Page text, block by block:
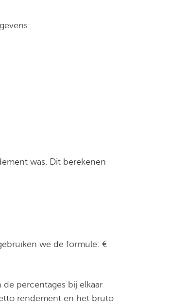
was. Dit berekenen
we de formule: €
percentages bij elkaar
rendement en het bruto